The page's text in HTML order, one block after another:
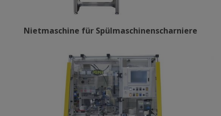
Nietmaschine für Spülmaschinenscharniere